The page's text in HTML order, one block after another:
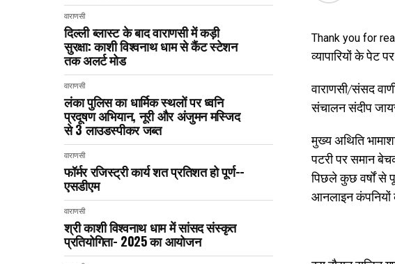
वाराणसी
दिल्ली ब्लास्ट के बाद वाराणसी में कड़ी
सुरक्षा: काशी विश्वनाथ धाम से कैंट स्टेशन
तक अलर्ट मोड
वाराणसी
लंका पुलिस का धार्मिक स्थलों पर ध्वनि
प्रदूषण अभियान, नूरी और अंजुमन मस्जिद
से 3 लाउडस्पीकर जब्त
वाराणसी
फॉर्मर रजिस्ट्री कार्य शत प्रतिशत हो पूर्ण--
एसडीएम
वाराणसी
श्री काशी विश्वनाथ धाम में सांसद संस्कृत
प्रतियोगिता- 2025 का आयोजन
Thank you for
व्यापारियों के पेट
वाराणसी/संसद
संचालन संदीप
मुख्य अथिति
पटरी पर समान
पिछले कुछ वर्षों से
आनलाइन कंपनियों